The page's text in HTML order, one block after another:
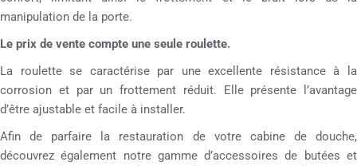
manipulation de la porte.
Le prix de vente compte une seule roulette.
La roulette se caractérise par une excellente résistance à la
corrosion et par un frottement réduit. Elle présente l’avantage
d’être ajustable et facile à installer.
Afin de parfaire la restauration de votre cabine de douche,
découvrez également notre gamme d’accessoires de butées et